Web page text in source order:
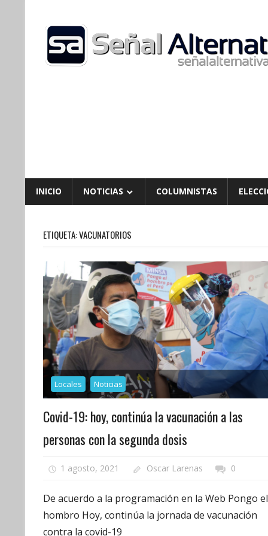
content
INICIO NOTICIAS COLUMNISTAS
ETIQUETA:VACUNATORIOS
Locales Noticias
Covid-19: hoy, continúa la vacunación a las
personas con la segunda dosis
1 agosto, 2021 Oscar Larenas 0
De acuerdo a la programación en la Web Pongo el
hombro Hoy, continúa la jornada de vacunación
contra la covid-19